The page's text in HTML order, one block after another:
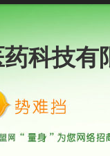
科技有